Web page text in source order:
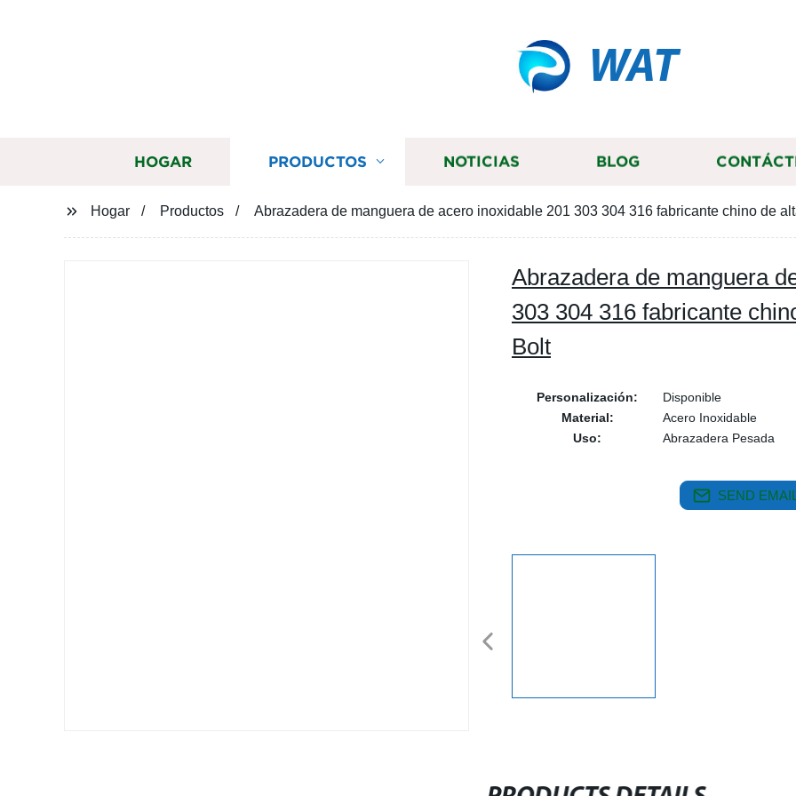
WAT
HOGAR PRODUCTOS NOTICIAS BLOG
Hogar Productos Abrazadera de manguera de acero inoxidable 201 303 304 316 fabricante chino de
Abrazadera de manguera
303 304 316 fabricante
Bolt
Personalización:
Disponible
Material:
Acero Inoxidable
Uso:
Abrazadera Pesada
SEND